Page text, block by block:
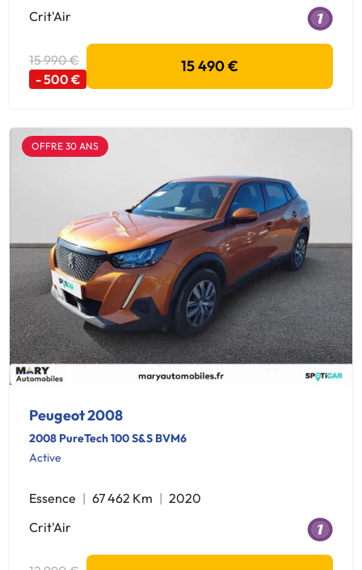
Crit'Air
15 990 €
- 500 €
15 490 €
OFFRE 30 ANS
Peugeot 2008
2008 PureTech 100 S&S BVM6
Active
Essence 67 462 Km
2020
Crit'Air